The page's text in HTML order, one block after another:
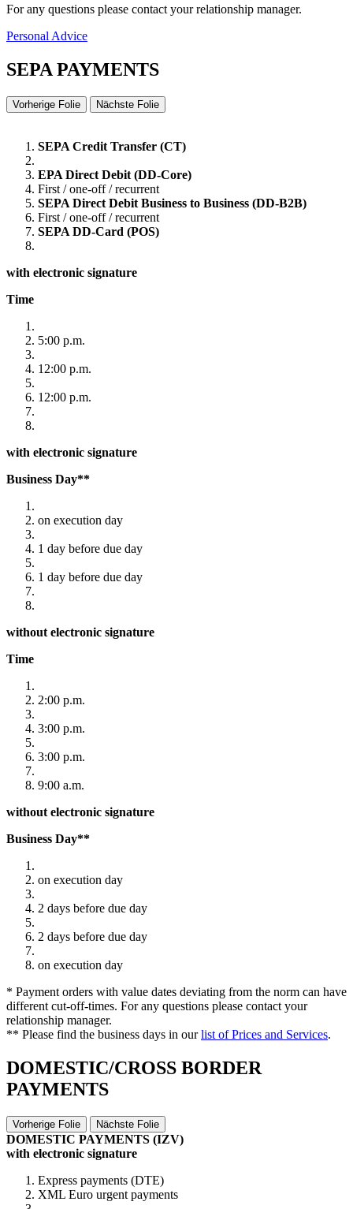
For any questions please contact your relationship manager.
Personal Advice
SEPA PAYMENTS
Vorherige Folie Nächste Folie
SEPA Credit Transfer (CT)
EPA Direct Debit (DD-Core)
First / one-off / recurrent
SEPA Direct Debit Business to Business (DD-B2B)
First / one-off / recurrent
SEPA DD-Card (POS)
with electronic signature
Time
5:00 p.m.
12:00 p.m.
12:00 p.m.
with electronic signature
Business Day**
on execution day
1 day before due day
1 day before due day
without electronic signature
Time
2:00 p.m.
3:00 p.m.
3:00 p.m.
9:00 a.m.
without electronic signature
Business Day**
on execution day
2 days before due day
2 days before due day
on execution day
* Payment orders with value dates deviating from the norm can have
different cut-off-times. For any questions please contact your
relationship manager.
** Please find the business days in ourlist of Prices and Services.
DOMESTIC/CROSS BORDER
PAYMENTS
Vorherige Folie Nächste Folie
DOMESTIC PAYMENTS (IZV)
with electronic signature
Express payments (DTE)
XML Euro urgent payments